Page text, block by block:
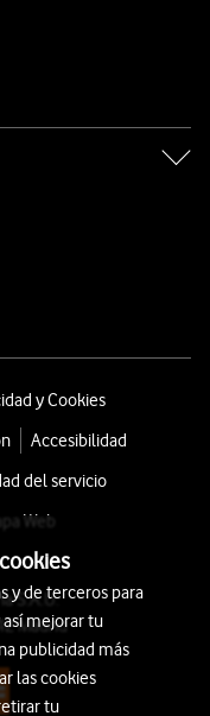
y Cookies
Accesibilidad
del servicio
Web
S.A.U.
Madrid
y de terceros para
mejorar tu
publicidad más
las cookies
tu